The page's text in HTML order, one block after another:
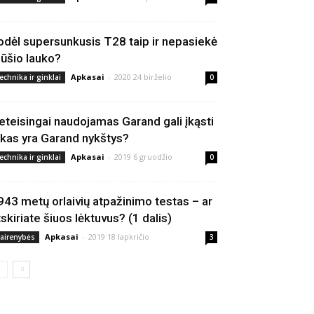
supersunkusis T28 taip ir nepasiekė
lauko?
ir ginklai Apkasai - 2020 24 birželio 0
naudojamas Garand gali įkąsti
yra Garand nykštys?
ir ginklai Apkasai - 2019 6 gruodžio 0
metų orlaivių atpažinimo testas – ar
šiuos lėktuvus? (1 dalis)
Apkasai - 2019 18 lapkričio 3